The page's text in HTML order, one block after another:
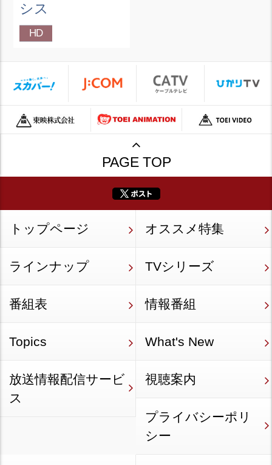
シス
HD
PAGE TOP
トップページ オススメ特集
ラインナップ TVシリーズ
番組表 情報番組
Topics What's New
放送情報配信サービ
ス
視聴案内
プライバシーポリ
シー